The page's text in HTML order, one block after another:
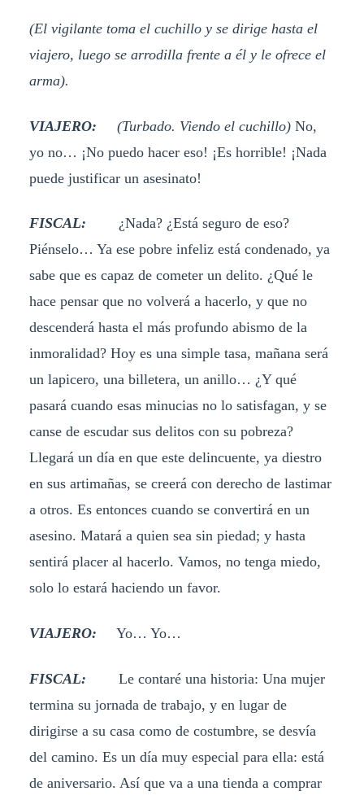
(El vigilante toma el cuchillo y se dirige hasta el
viajero, luego se arrodilla frente a él y le ofrece el
arma).
VIAJERO: (Turbado. Viendo el cuchillo) No,
yo no… ¡No puedo hacer eso! ¡Es horrible! ¡Nada
puede justificar un asesinato!
FISCAL: ¿Nada? ¿Está seguro de eso?
Piénselo… Ya ese pobre infeliz está condenado, ya
sabe que es capaz de cometer un delito. ¿Qué le
hace pensar que no volverá a hacerlo, y que no
descenderá hasta el más profundo abismo de la
inmoralidad? Hoy es una simple tasa, mañana será
un lapicero, una billetera, un anillo… ¿Y qué
pasará cuando esas minucias no lo satisfagan, y se
canse de escudar sus delitos con su pobreza?
Llegará un día en que este delincuente, ya diestro
en sus artimañas, se creerá con derecho de lastimar
a otros. Es entonces cuando se convertirá en un
asesino. Matará a quien sea sin piedad; y hasta
sentirá placer al hacerlo. Vamos, no tenga miedo,
solo lo estará haciendo un favor.
VIAJERO: Yo… Yo…
FISCAL: Le contaré una historia: Una mujer
termina su jornada de trabajo, y en lugar de
dirigirse a su casa como de costumbre, se desvía
del camino. Es un día muy especial para ella: está
de aniversario. Así que va a una tienda a comprar